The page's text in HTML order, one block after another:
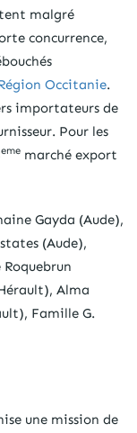
malgré
concurrence,
Occitanie.
importateurs de
Pour les
eme marché export
Gayda (Aude),
(Aude),
Alma
Famille G.
une mission de